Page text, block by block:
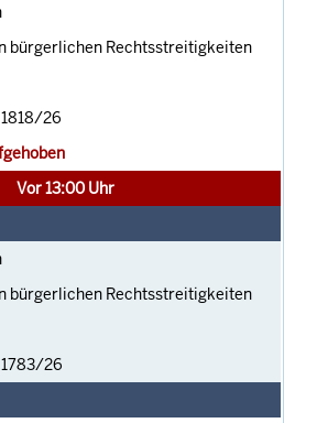
bürgerlichen Rechtsstreitigkeiten
26
Vor 13:00 Uhr
bürgerlichen Rechtsstreitigkeiten
1783/26